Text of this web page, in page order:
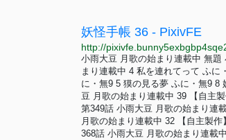
妖怪手帳 36 - PixivFE
小雨大豆 月歌の始まり連載中 無
まり連載中 4 私を連れてって ふ
に・無9 5 獏の見る夢 ふに・無9 8
豆 月歌の始まり連載中 39 【自主
第349話 小雨大豆 月歌の始まり連
月歌の始まり連載中 32 【自主製
368話 小雨大豆 月歌の始まり連載